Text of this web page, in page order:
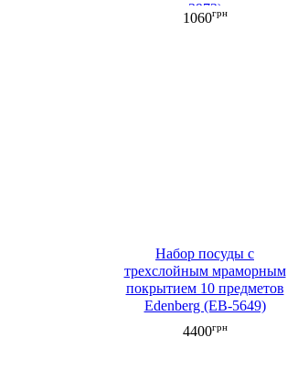
3972)
1060грн
Набор посуды с
трехслойным мраморным
покрытием 10 предметов
Edenberg (EB-5649)
4400грн